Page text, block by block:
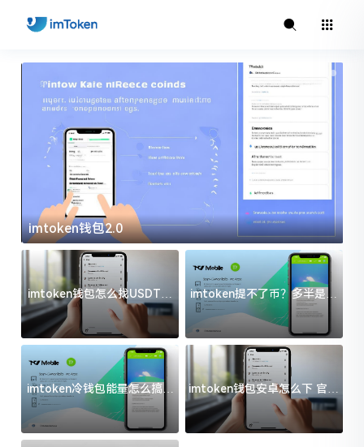
imtoken钱包2.0
imtoken钱包怎么找USDT地
址？三步搞定不踩坑
imtoken提不了币？多半是这
几件事没处理好
imtoken冷钱包能量怎么搞？
过来人告诉你门道
imtoken钱包安卓怎么下 官方
渠道避坑指南